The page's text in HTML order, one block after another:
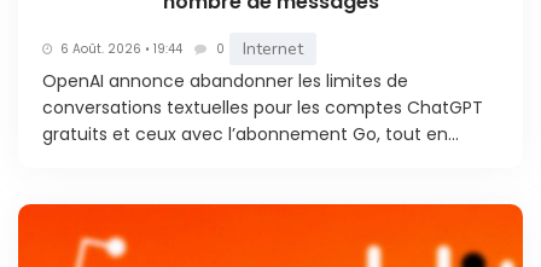
6 Août. 2026 • 19:44 0 Internet
OpenAI annonce abandonner les limites de
conversations textuelles pour les comptes ChatGPT
gratuits et ceux avec l’abonnement Go, tout en...